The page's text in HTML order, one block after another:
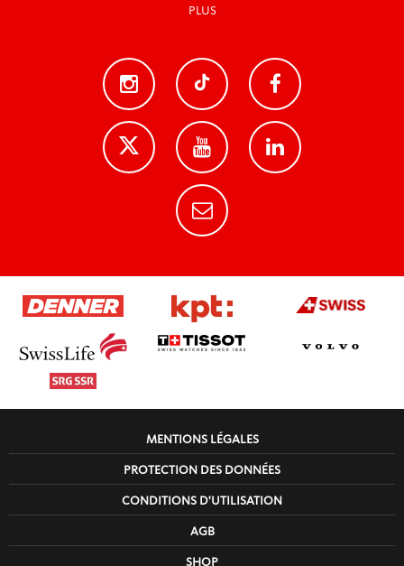
PLUS
MENTIONS LÉGALES
PROTECTION DES DONNÉES
CONDITIONS D'UTILISATION
AGB
SHOP